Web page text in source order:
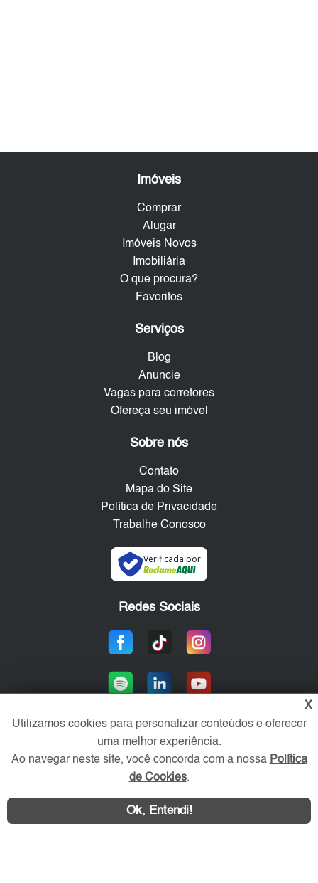
WhatsApp Contatar
Imóveis
Comprar
Alugar
Imóveis Novos
Imobiliária
O que procura?
Favoritos
Serviços
Blog
Anuncie
Vagas para corretores
Ofereça seu imóvel
Sobre nós
Contato
Mapa do Site
Política de Privacidade
Trabalhe Conosco
Verificada por
Redes Sociais
Área exclusiva aos anunciantes,
acesse sua conta:
X
Utilizamos cookies para personalizar conteúdos e oferecer
uma melhor experiência.
Ao navegar neste site, você concorda com a nossa Política
de Cookies.
Ok, Entendi!